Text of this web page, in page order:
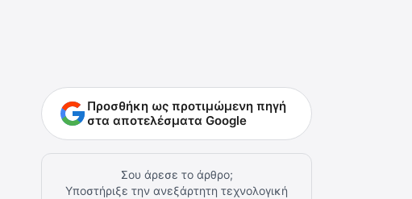
Προσθήκη ως προτιμώμενη πηγή
στα αποτελέσματα Google
Σου άρεσε το άρθρο;
Υποστήριξε την ανεξάρτητη τεχνολογική